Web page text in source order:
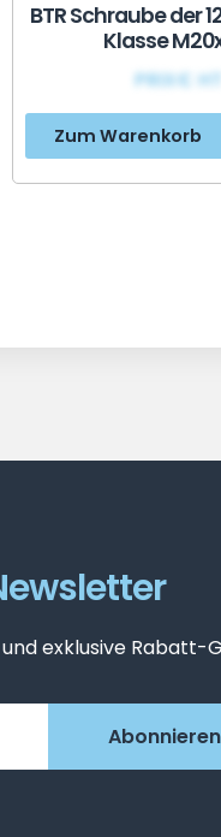
BTR Schraube der
Klasse
PRIX€ HT
Zum Warenkorb
exklusive Rabatt-